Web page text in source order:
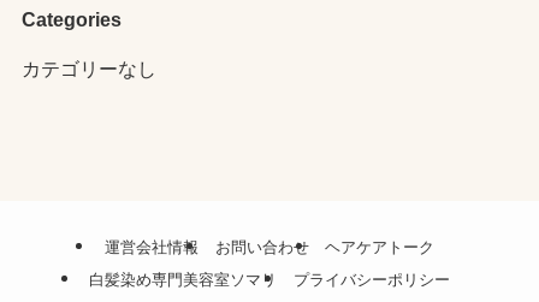
Categories
カテゴリーなし
運営会社情報 お問い合わせ
ヘアケアトーク
白髪染め専門美容室ソマリ
プライバシーポリシー